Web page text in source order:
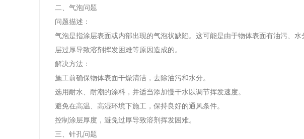
二、气泡问题
问题描述：
气泡是指涂层表面或内部出现的气泡状缺陷。这可能是由于物体表面有油污、
层过厚导致溶剂挥发困难等原因造成的。
解决方法：
施工前确保物体表面干燥清洁，去除油污和水分。
选用耐水、耐潮的涂料，并适当添加慢干水以调节挥发速度。
避免在高温、高湿环境下施工，保持良好的通风条件。
控制涂层厚度，避免过厚导致溶剂挥发困难。
三、针孔问题